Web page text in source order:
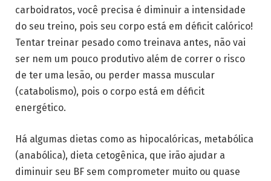
carboidratos, você precisa é diminuir a intensidade
do seu treino, pois seu corpo está em déficit calórico!
Tentar treinar pesado como treinava antes, não vai
ser nem um pouco produtivo além de correr o risco
de ter uma lesão, ou perder massa muscular
(catabolismo), pois o corpo está em déficit
energético.
Há algumas dietas como as hipocalóricas, metabólica
(anabólica), dieta cetogênica, que irão ajudar a
diminuir seu BF sem comprometer muito ou quase